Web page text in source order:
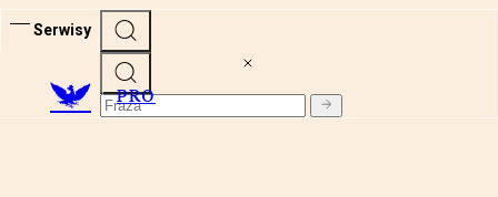
Serwisy
PRO